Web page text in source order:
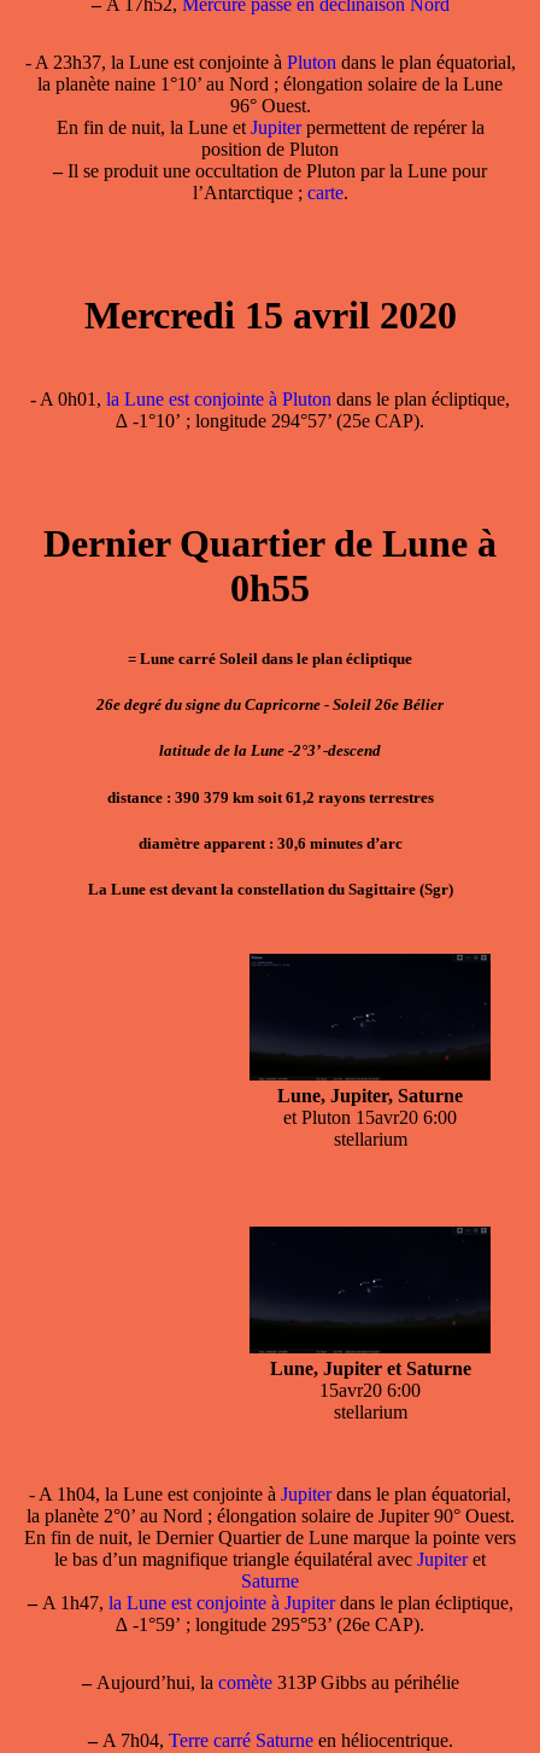
–A 17h52, Mercure passe en déclinaison Nord
- A 23h37, la Lune est conjointe à Pluton dans le plan équatorial,
la planète naine 1°10’ au Nord ; élongation solaire de la Lune
96° Ouest.
En fin de nuit, la Lune et Jupiterpermettent de repérer la
position de Pluton
–Il se produit une occultation de Pluton par la Lune pour
l’Antarctique ; carte.
Mercredi 15 avril 2020
- A 0h01, la Lune est conjointe à Pluton dans le plan écliptique,
∆ -1°10’ ; longitude 294°57’ (25e CAP).
Dernier Quartier de Lune à
0h55
= Lune carré Soleil dans le plan écliptique
26e degré du signe du Capricorne - Soleil 26e Bélier
latitude de la Lune -2°3’ -descend
distance : 390 379 km soit 61,2 rayons terrestres
diamètre apparent : 30,6 minutes d’arc
La Lune est devant la constellation du Sagittaire (Sgr)
Lune, Jupiter, Saturne
et Pluton 15avr20 6:00
stellarium
Lune, Jupiter et Saturne
15avr20 6:00
stellarium
- A 1h04, la Lune est conjointe à Jupiterdans le plan équatorial,
la planète 2°0’ au Nord ; élongation solaire de Jupiter 90° Ouest.
En fin de nuit, le Dernier Quartier de Lune marque la pointe vers
le bas d’un magnifique triangle équilatéral avec Jupiteret
Saturne
–A 1h47, la Lune est conjointe à Jupiterdans le plan écliptique,
∆ -1°59’ ; longitude 295°53’ (26e CAP).
–Aujourd’hui, la comète313P Gibbs au périhélie
–A 7h04, Terre carré Saturneen héliocentrique.